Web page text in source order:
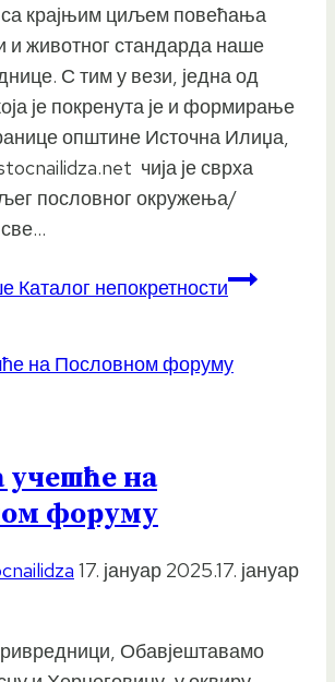
са крајњим циљем повећања
и животног стандарда наше
С тим у вези, једна од
је покренута је и формирање
општине Источна Илиџа,
чија је сврха
пословног окружења/
Каталог непокретности
учешће на
форуму
17. јануар 2025.17. јануар
Обавјештавамо